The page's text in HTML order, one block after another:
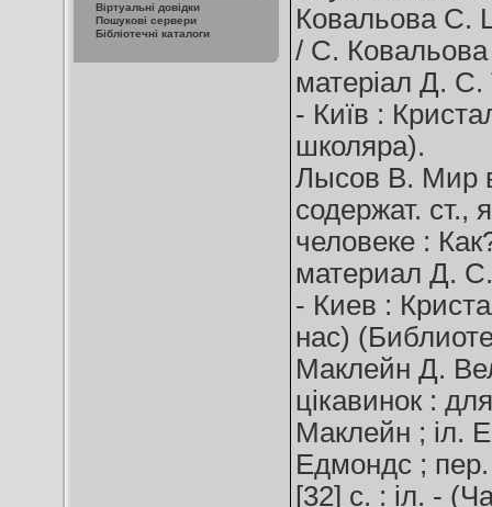
Віртуальні довідки
Пошукові сервери
Бібліотечні каталоги
Ковальова С.
/ С. Ковальова
матеріал Д.
- Київ :
школяра).
Лысов В. Мир
содержат. ст.,
человеке :
материал Д.
- Киев :
нас)
Маклейн Д.
цікавинок :
Маклейн ; іл.
Едмондс ;
[32] c. : іл. -